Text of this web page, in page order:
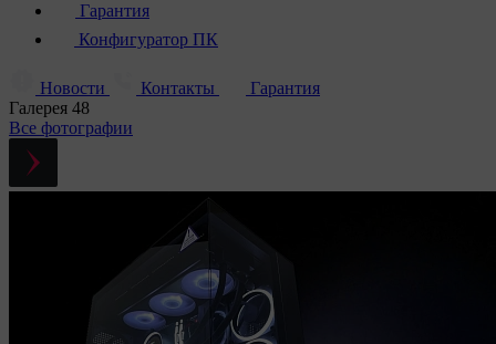
Гарантия
Конфигуратор ПК
Новости Контакты
Гарантия
Галерея 48
Все фотографии